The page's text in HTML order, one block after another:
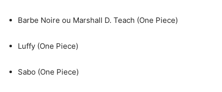
Barbe Noire ou Marshall D. Teach (One Piece)
Luffy (One Piece)
Sabo (One Piece)